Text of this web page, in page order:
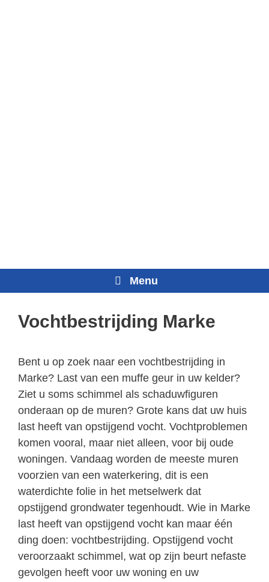
Menu
Vochtbestrijding Marke
Bent u op zoek naar een vochtbestrijding in
Marke? Last van een muffe geur in uw kelder?
Ziet u soms schimmel als schaduwfiguren
onderaan op de muren? Grote kans dat uw huis
last heeft van opstijgend vocht. Vochtproblemen
komen vooral, maar niet alleen, voor bij oude
woningen. Vandaag worden de meeste muren
voorzien van een waterkering, dit is een
waterdichte folie in het metselwerk dat
opstijgend grondwater tegenhoudt. Wie in Marke
last heeft van opstijgend vocht kan maar één
ding doen: vochtbestrijding. Opstijgend vocht
veroorzaakt schimmel, wat op zijn beurt nefaste
gevolgen heeft voor uw woning en uw